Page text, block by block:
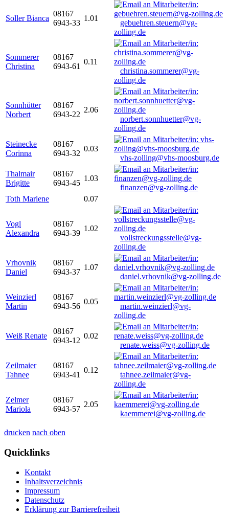
Soller Bianca
08167
6943-33
1.01
gebuehren.steuern@vg-
zolling.de
Sommerer
Christina
08167
6943-61
0.11
christina.sommerer@vg-
zolling.de
Sonnhütter
Norbert
08167
6943-22
2.06
norbert.sonnhuetter@vg-
zolling.de
Steinecke
Corinna
08167
6943-32
0.03
vhs-zolling@vhs-moosburg.de
Thalmair
Brigitte
08167
6943-45
1.03
finanzen@vg-zolling.de
Toth Marlene
0.07
Vogl
Alexandra
08167
6943-39
1.02
vollstreckungsstelle@vg-
zolling.de
Vrhovnik
Daniel
08167
6943-37
1.07
daniel.vrhovnik@vg-zolling.de
Weinzierl
Martin
08167
6943-56
0.05
martin.weinzierl@vg-
zolling.de
Weiß Renate
08167
6943-12
0.02
renate.weiss@vg-zolling.de
Zeilmaier
Tahnee
08167
6943-41
0.12
tahnee.zeilmaier@vg-
zolling.de
Zelmer
Mariola
08167
6943-57
2.05
kaemmerei@vg-zolling.de
drucken nach oben
Quicklinks
Kontakt
Inhaltsverzeichnis
Impressum
Datenschutz
Erklärung zur Barrierefreiheit